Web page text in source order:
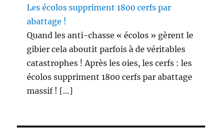
Les écolos suppriment 1800 cerfs par
abattage !
Quand les anti-chasse « écolos » gèrent le
gibier cela aboutit parfois à de véritables
catastrophes ! Après les oies, les cerfs : les
écolos suppriment 1800 cerfs par abattage
massif ! […]